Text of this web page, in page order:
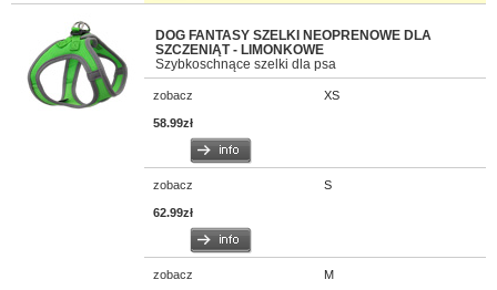
DOG FANTASY SZELKI NEOPRENOWE DLA
SZCZENIĄT - LIMONKOWE
Szybkoschnące szelki dla psa
zobacz XS
58.99zł
zobacz S
62.99zł
zobacz M